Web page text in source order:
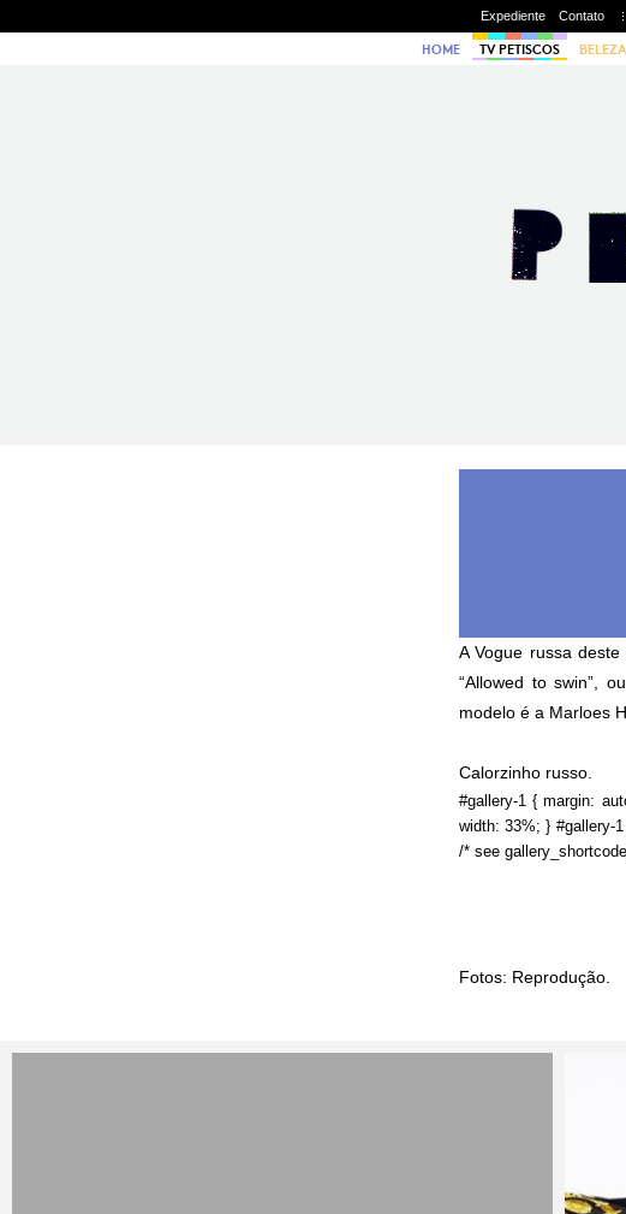
Expediente Contato
HOME TV PETISCOS BELEZA
A Vogue russa
“Allowed to swin”,
modelo é a Marloes
Calorzinho russo.
#gallery-1 { margin:
width: 33%; } #gallery-
/* see
Fotos: Reprodução.